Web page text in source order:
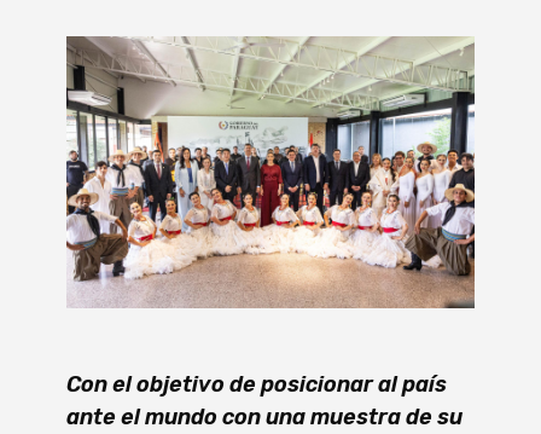
Con el objetivo de posicionar al país
ante el mundo con una muestra de su